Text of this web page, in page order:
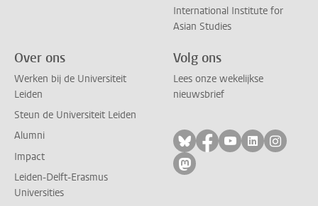
International Institute for
Asian Studies
Over ons
Werken bij de Universiteit
Leiden
Steun de Universiteit Leiden
Alumni
Impact
Leiden-Delft-Erasmus
Universities
Volg ons
Lees onze wekelijkse
nieuwsbrief
Volg ons op bluesky
Volg ons op
Volg ons op
Volg ons
Volg
Volg ons op mastodon